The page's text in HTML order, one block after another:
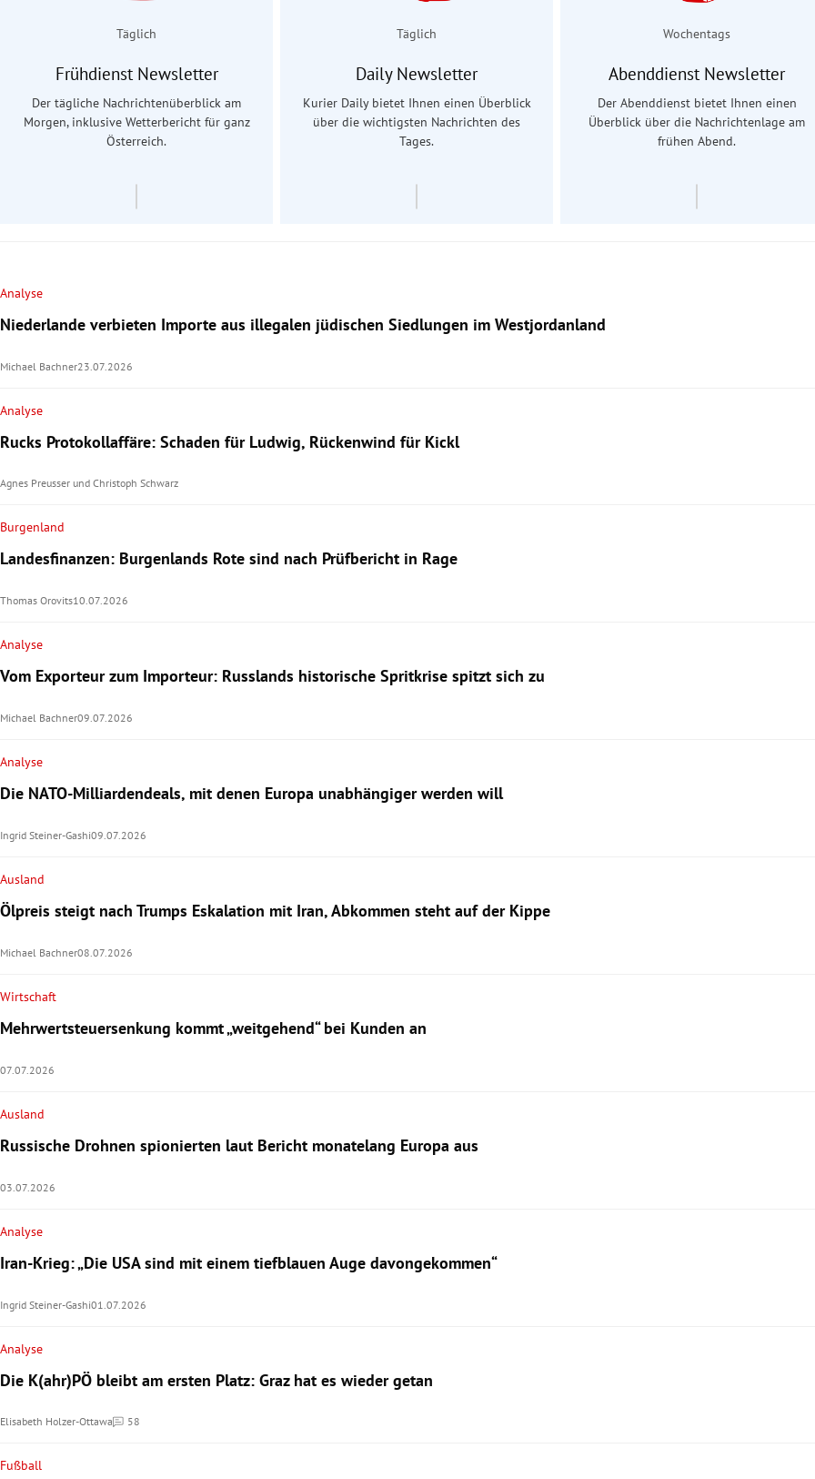
Täglich
Frühdienst Newsletter
Der tägliche Nachrichtenüberblick am
Morgen, inklusive Wetterbericht für ganz
Österreich.
Täglich
Daily Newsletter
Kurier Daily bietet Ihnen einen Überblick
über die wichtigsten Nachrichten des
Tages.
Wochentags
Abenddienst Newsletter
Der Abenddienst bietet Ihnen einen
Überblick über die Nachrichtenlage am
frühen Abend.
Analyse
Niederlande verbieten Importe aus illegalen jüdischen Siedlungen im Westjordanland
Michael Bachner23.07.2026
Analyse
Rucks Protokollaffäre: Schaden für Ludwig, Rückenwind für Kickl
Agnes Preusser und Christoph Schwarz
Burgenland
Landesfinanzen: Burgenlands Rote sind nach Prüfbericht in Rage
Thomas Orovits10.07.2026
Analyse
Vom Exporteur zum Importeur: Russlands historische Spritkrise spitzt sich zu
Michael Bachner09.07.2026
Analyse
Die NATO-Milliardendeals, mit denen Europa unabhängiger werden will
Ingrid Steiner-Gashi09.07.2026
Ausland
Ölpreis steigt nach Trumps Eskalation mit Iran, Abkommen steht auf der Kippe
Michael Bachner08.07.2026
Wirtschaft
Mehrwertsteuersenkung kommt „weitgehend“ bei Kunden an
07.07.2026
Ausland
Russische Drohnen spionierten laut Bericht monatelang Europa aus
03.07.2026
Analyse
Iran-Krieg: „Die USA sind mit einem tiefblauen Auge davongekommen“
Ingrid Steiner-Gashi01.07.2026
Analyse
Die K(ahr)PÖ bleibt am ersten Platz: Graz hat es wieder getan
Elisabeth Holzer-Ottawa 58
Kommentare
Fußball